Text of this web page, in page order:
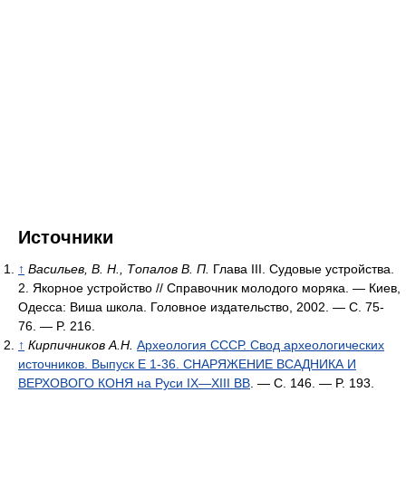
Источники
↑ Васильев, В. Н., Топалов В. П. Глава III. Судовые устройства.
2. Якорное устройство // Справочник молодого моряка. — Киев,
Одесса: Виша школа. Головное издательство, 2002. — С. 75-
76. — P. 216.
↑ Кирпичников А.Н. Археология СССР. Свод археологических
источников. Выпуск Е 1-36. СНАРЯЖЕНИЕ ВСАДНИКА И
ВЕРХОВОГО КОНЯ на Руси IX—XIII ВВ. — С. 146. — P. 193.